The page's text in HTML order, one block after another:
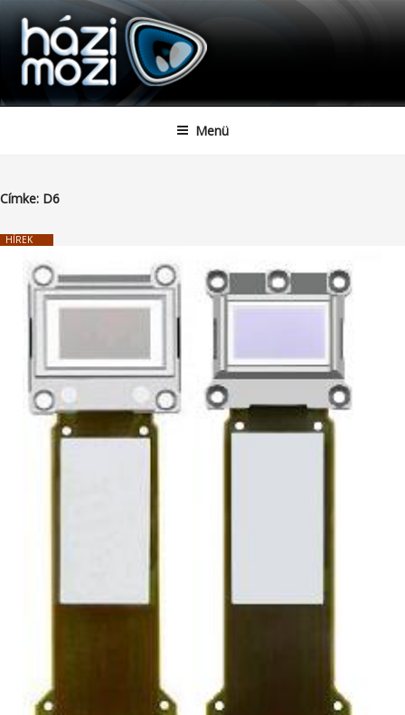
Tartalomhoz
HAZIMOZI
Menü
Címke: D6
HÍREK